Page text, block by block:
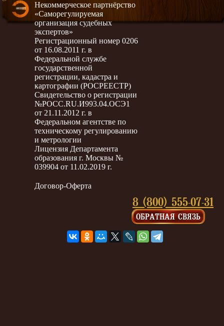
Некоммерческое партнёрство
«Саморегулируемая
организация судебных
экспертов»
Регистрационный номер 0206
от 16.08.2011 г. в
Федеральной службе
государственной
регистрации, кадастра и
картографии (РОСРЕЕСТР)
Свидетельство о регистрации
№РОСС.RU.И993.04.ОСЭ1
от 21.11.2012 г. в
Федеральном агентстве по
техническому регулированию
и метрологии
Лицензия Департамента
образования г. Москвы №
039904 от 11.02.2019 г.
Договор-Оферта
8 (800) 555-07-31
ОБРАТНАЯ СВЯЗЬ